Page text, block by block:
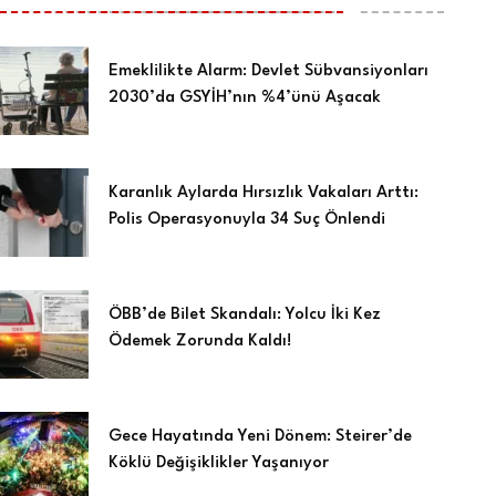
Emeklilikte Alarm: Devlet Sübvansiyonları
2030’da GSYİH’nın %4’ünü Aşacak
Karanlık Aylarda Hırsızlık Vakaları Arttı:
Polis Operasyonuyla 34 Suç Önlendi
ÖBB’de Bilet Skandalı: Yolcu İki Kez
Ödemek Zorunda Kaldı!
Gece Hayatında Yeni Dönem: Steirer’de
Köklü Değişiklikler Yaşanıyor